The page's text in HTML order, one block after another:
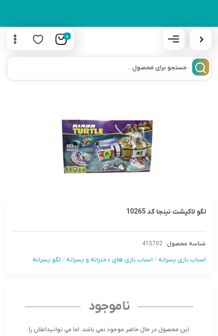
0
لگو لاکپشت نینجا کد 10265
شناسه محصول: 415702
اسباب بازی پسرانه / اسباب بازی های دخترانه و پسرانه / لگو پسرانه
ناموجود
این محصول در حال حاضر موجود نمی باشد، اما می توانیداعلان را